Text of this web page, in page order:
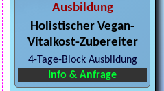
Ausbildung
Holistischer Vegan-
Vitalkost-Zubereiter
4-Tage-Block Ausbildung
Info & Anfrage